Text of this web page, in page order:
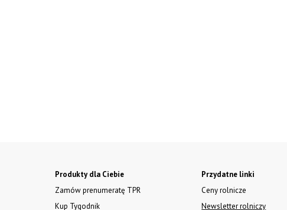
Produkty dla Ciebie
Zamów prenumeratę TPR
Kup Tygodnik
Przydatne linki
Ceny rolnicze
Newsletter rolniczy